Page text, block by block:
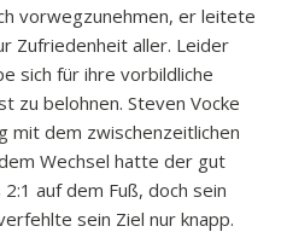
vorwegzunehmen, er leitete
Zufriedenheit aller. Leider
sich für ihre vorbildliche
zu belohnen. Steven Vocke
mit dem zwischenzeitlichen
Wechsel hatte der gut
auf dem Fuß, doch sein
sein Ziel nur knapp.